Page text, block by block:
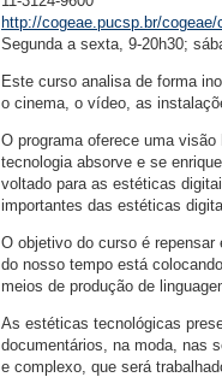
http://cogeae.pucsp.br/cogeae/
Segunda a sexta, 9-20h30;
Este curso analisa de forma
o cinema, o vídeo, as
O programa oferece uma
tecnologia absorve e se
voltado para as estéticas
importantes das estéticas
O objetivo do curso é
do nosso tempo está
meios de produção de
As estéticas tecnológicas
documentários, na moda, nas
e complexo, que será